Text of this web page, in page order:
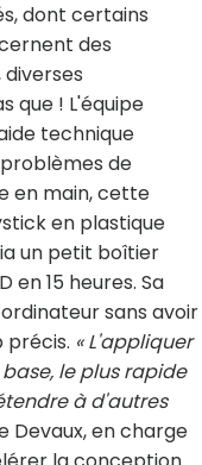
dont certains
des
que ! L'équipe
technique
de
en main, cette
en plastique
un petit boîtier
15 heures. Sa
sans avoir
« L'appliquer
le plus rapide
à d'autres
Devaux, en charge